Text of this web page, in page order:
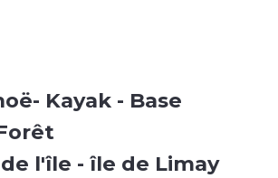
Kayak - Base
l'île - île de Limay